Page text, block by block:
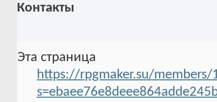
Контакты
Эта страница
https://rpgmaker.su/